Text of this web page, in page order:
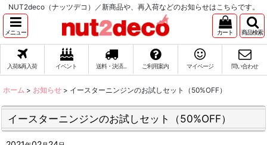
NUT2deco（ナッツデコ）／新商品や、再入荷などのお知らせはこちらです。
メニュー カート 商品検索
入荷&再入荷 イベント 送料・決済... ご利用案内 マイページ 問い合わせ
ホーム > お知らせ > イースターニンジンのお試しセット（50%OFF）
イースターニンジンのお試しセット（50%OFF）